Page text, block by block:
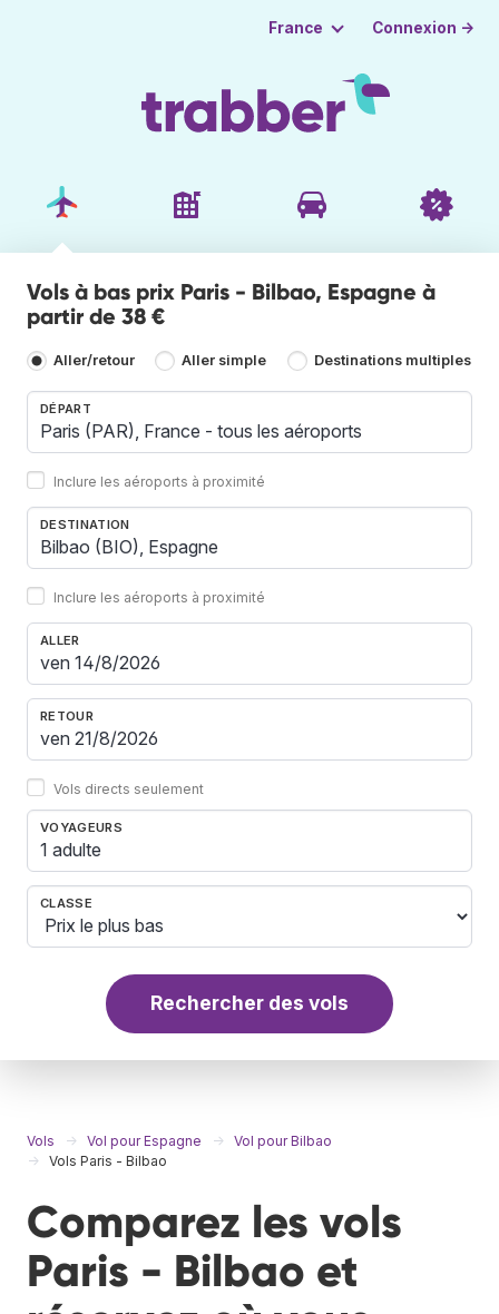
France Connexion →
Vols à bas prix Paris - Bilbao, Espagne à
partir de 38 €
Aller/retour Aller simple Destinations multiples
DÉPART
Inclure les aéroports à proximité
DESTINATION
Inclure les aéroports à proximité
ALLER
RETOUR
Vols directs seulement
VOYAGEURS
1 adulte
CLASSE
Rechercher des vols
Vols Vol pour Espagne
Vol pour Bilbao
Vols Paris - Bilbao
Comparez les vols
Paris - Bilbao et